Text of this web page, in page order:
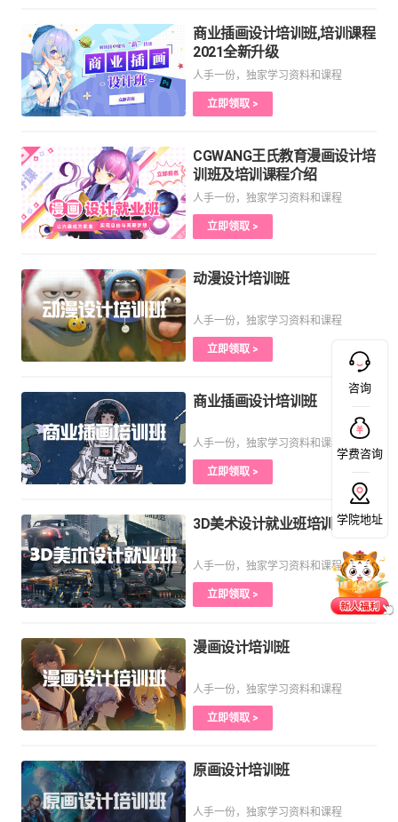
商业插画设计培训班,培训课程
2021全新升级
人手一份，独家学习资料和课程
立即领取 >
CGWANG王氏教育漫画设计培
训班及培训课程介绍
人手一份，独家学习资料和课程
立即领取 >
动漫设计培训班
人手一份，独家学习资料和课程
立即领取 >
商业插画设计培训班
人手一份，独家学习资料和课程
立即领取 >
3D美术设计就业班培训课程
人手一份，独家学习资料和课程
立即领取 >
漫画设计培训班
人手一份，独家学习资料和课程
立即领取 >
原画设计培训班
人手一份，独家学习资料和课程
咨询
学费咨询
学院地址